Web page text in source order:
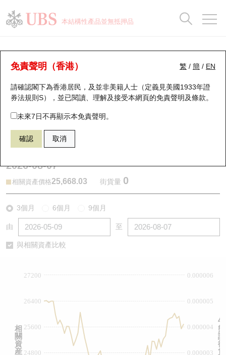
本結構性產品並無抵押品
繁 / 簡 / EN
免責聲明（香港）
請確認閣下為香港居民，及並非美籍人士（定義見美國1933年證
券法規則S），並已閱讀、理解及接受本網頁的免責聲明及條款。
未來7日不再顯示本免責聲明。
確認 取消
牛熊證分析儀
表現 街貨統計 比較
54075 瑞銀熊證 HSI 恒生指數
2026-08-07
相關資產價格25,668.03 街貨量 0
3個月 6個月 9個月
由 至
與相關資產比較
0.000003
0.000004
0.000005
0.000006
24800
25600
26400
27200
牛
熊
證
街
貨
相
關
資
産
瑞銀認股證一覽
新發行瑞銀認股證
即將到期認股證
認股證到期結算價查詢
認股證分析儀
認股證/牛熊證日誌
街貨統計
比較
牛熊全景快搜
牛熊證搜尋
牛熊證街貨分佈圖
正股牛熊證列表
新發行瑞銀牛熊證
牛熊證到期結算價查詢
牛熊證文件及公告
牛熊證文件及公告 (瑞信)
街貨統計
比較
十大升幅/跌幅
十大認股證成交分佈
十天股證佔大市成交
資金流
街貨統計
正股分析儀
二十大活躍股份
恒指成份股
國指成份股
科指成份股
中資ETFs溢價比較
收市競價變化
持股比重
顯示所有持股比重
每月輪證大市專題
輪證專欄
講座及教育短片
認股證投資者教育
牛熊證投資者教育